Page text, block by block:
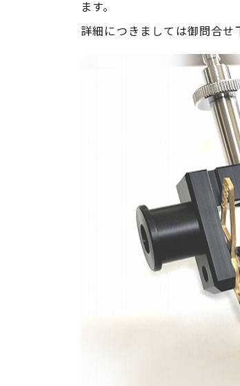
ます。
詳細につきましては御問合せ